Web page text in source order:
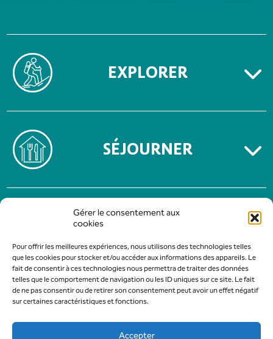
Gérer le consentement aux
cookies
Pour offrir les meilleures expériences, nous utilisons des technologies telles
que les cookies pour stocker et/ou accéder aux informations des appareils. Le
fait de consentir à ces technologies nous permettra de traiter des données
telles que le comportement de navigation ou les ID uniques sur ce site. Le fait
de ne pas consentir ou de retirer son consentement peut avoir un effet négatif
sur certaines caractéristiques et fonctions.
Accepter
EXPLORER
SÉJOURNER
MENTIONS LÉGALES
POLITIQUE DE CONFIDENTIALITÉ